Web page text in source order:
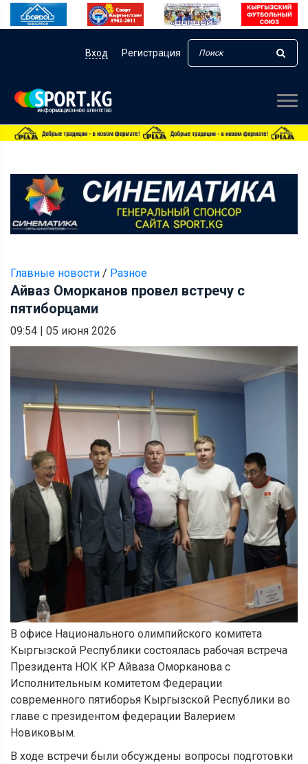
Вход Регистрация
Главные новости / Разное
Айваз Оморканов провел встречу с
пятиборцами
09:54 | 05 июня 2026
В офисе Национального олимпийского комитета
Кыргызской Республики состоялась рабочая встреча
Президента НОК КР Айваза Оморканова с
Исполнительным комитетом Федерации
современного пятиборья Кыргызской Республики во
главе с президентом федерации Валерием
Новиковым.
В ходе встречи были обсуждены вопросы подготовки